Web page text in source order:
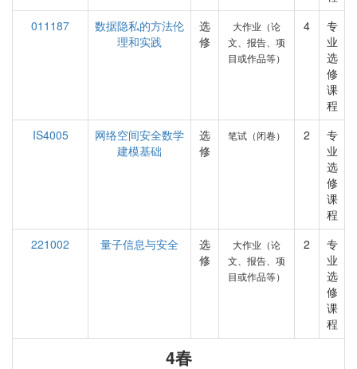
011187
数据隐私的方法伦
理和实践
选
修
大作业（论
文、报告、项
目或作品等）
4
专
业
选
修
课
程
IS4005
网络空间安全数学
建模基础
选
修
笔试（闭卷） 2
专
业
选
修
课
程
221002
量子信息与安全
选
修
大作业（论
文、报告、项
目或作品等）
2
专
业
选
修
课
程
4春